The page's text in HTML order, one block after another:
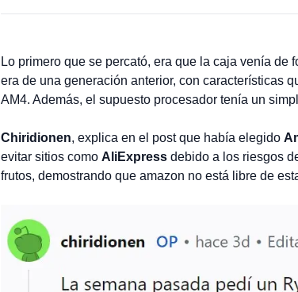
Lo primero que se percató, era que la caja venía
era de una generación anterior, con características
AM4. Además, el supuesto procesador tenía un
Chiridionen, explica en el post que había elegido
evitar sitios como AliExpress debido a los riesgos
frutos, demostrando que amazon no está libre de